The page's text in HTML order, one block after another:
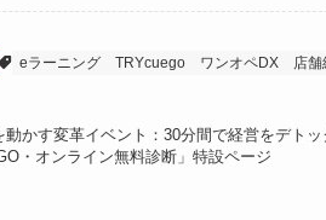
eラーニング TRYcuego ワンオペDX 店
動かす変革イベント：30分間で経営をデトッ
・オンライン無料診断」特設ページ